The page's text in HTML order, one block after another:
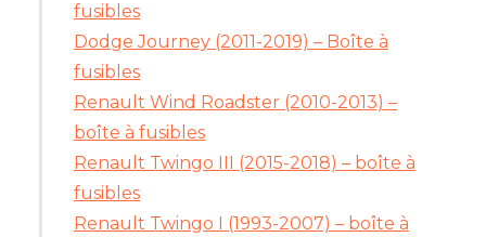
fusibles
Dodge Journey (2011-2019) – Boîte à
fusibles
Renault Wind Roadster (2010-2013) –
boîte à fusibles
Renault Twingo III (2015-2018) – boîte à
fusibles
Renault Twingo I (1993-2007) – boîte à